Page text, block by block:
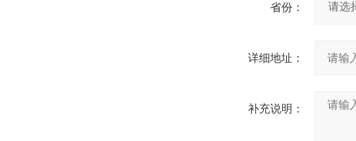
省份：
详细地址：
补充说明：